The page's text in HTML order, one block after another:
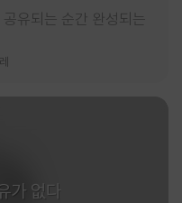
공유되는 순간 완성되는
가 없다